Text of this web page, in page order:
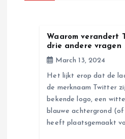
Waarom verandert
drie andere vragen
March 13, 2024
Het lijkt erop dat de
de merknaam Twitter
bekende logo, een
blauwe achtergrond (of
heeft plaatsgemaakt